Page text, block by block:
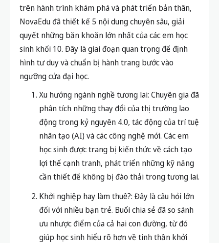
trên hành trình khám phá và phát triển bản thân,
NovaEdu đã thiết kế 5 nội dung chuyên sâu, giải
quyết những băn khoăn lớn nhất của các em học
sinh khối 10. Đây là giai đoạn quan trọng để định
hình tư duy và chuẩn bị hành trang bước vào
ngưỡng cửa đại học.
Xu hướng ngành nghề tương lai: Chuyên gia đã
phân tích những thay đổi của thị trường lao
động trong kỷ nguyên 4.0, tác động của trí tuệ
nhân tạo (AI) và các công nghệ mới. Các em
học sinh được trang bị kiến thức về cách tạo
lợi thế cạnh tranh, phát triển những kỹ năng
cần thiết để không bị đào thải trong tương lai.
Khởi nghiệp hay làm thuê?: Đây là câu hỏi lớn
đối với nhiều bạn trẻ. Buổi chia sẻ đã so sánh
ưu nhược điểm của cả hai con đường, từ đó
giúp học sinh hiểu rõ hơn về tinh thần khởi